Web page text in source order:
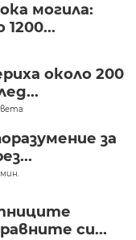
могила:
около 200
за
си...